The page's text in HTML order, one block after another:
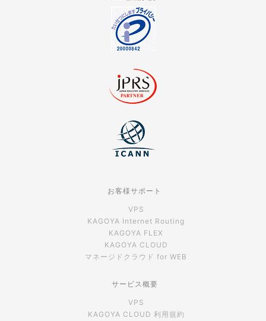
お客様サポート
VPS
KAGOYA Internet Routing
KAGOYA FLEX
KAGOYA CLOUD
マネージドクラウド for WEB
サービス概要
VPS
KAGOYA CLOUD 利用規約